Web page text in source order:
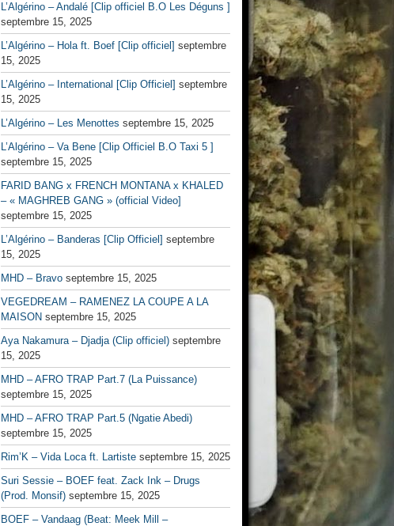
L’Algérino – Andalé [Clip officiel B.O Les Déguns ]
septembre 15, 2025
L’Algérino – Hola ft. Boef [Clip officiel] septembre
15, 2025
L’Algérino – International [Clip Officiel] septembre
15, 2025
L’Algérino – Les Menottes septembre 15, 2025
L’Algérino – Va Bene [Clip Officiel B.O Taxi 5 ]
septembre 15, 2025
FARID BANG x FRENCH MONTANA x KHALED
– « MAGHREB GANG » (official Video]
septembre 15, 2025
L’Algérino – Banderas [Clip Officiel] septembre
15, 2025
MHD – Bravo septembre 15, 2025
VEGEDREAM – RAMENEZ LA COUPE A LA
MAISON septembre 15, 2025
Aya Nakamura – Djadja (Clip officiel) septembre
15, 2025
MHD – AFRO TRAP Part.7 (La Puissance)
septembre 15, 2025
MHD – AFRO TRAP Part.5 (Ngatie Abedi)
septembre 15, 2025
Rim’K – Vida Loca ft. Lartiste septembre 15, 2025
Suri Sessie – BOEF feat. Zack Ink – Drugs
(Prod. Monsif) septembre 15, 2025
BOEF – Vandaag (Beat: Meek Mill –